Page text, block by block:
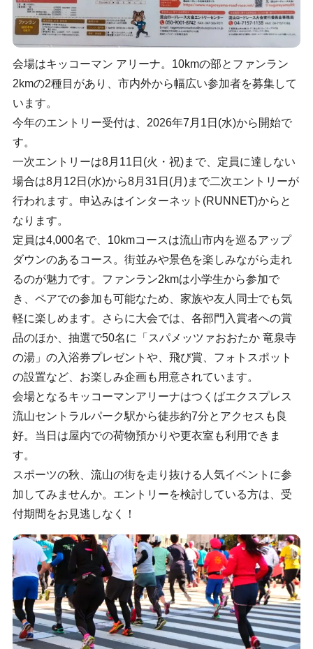
会場はキッコーマン アリーナ。10kmの部とファンラン
2kmの2種目があり、市内外から幅広い参加者を募集して
います。
今年のエントリー受付は、2026年7月1日(水)から開始で
す。
一次エントリーは8月11日(火・祝)まで、定員に達しない
場合は8月12日(水)から8月31日(月)まで二次エントリーが
行われます。申込みはインターネット(RUNNET)からと
なります。
定員は4,000名で、10kmコースは流山市内を巡るアップ
ダウンのあるコース。街並みや景色を楽しみながら走れ
るのが魅力です。ファンラン2kmは小学生から参加で
き、ペアでの参加も可能なため、家族や友人同士でも気
軽に楽しめます。さらに大会では、各部門入賞者への賞
品のほか、抽選で50名に「スパメッツァおおたか 竜泉寺
の湯」の入浴券プレゼントや、飛び賞、フォトスポット
の設置など、お楽しみ企画も用意されています。
会場となるキッコーマンアリーナはつくばエクスプレス
流山セントラルパーク駅から徒歩約7分とアクセスも良
好。当日は屋内での荷物預かりや更衣室も利用できま
す。
スポーツの秋、流山の街を走り抜ける人気イベントに参
加してみませんか。エントリーを検討している方は、受
付期間をお見逃しなく！